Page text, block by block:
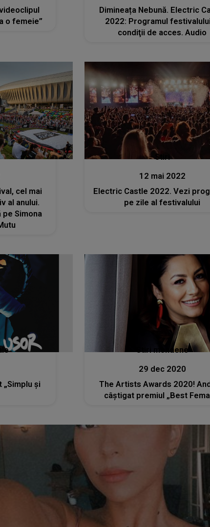
o femeie”
Dimineața Nebună. Electric
2022: Programul
condiţii de acces. Audio
cel mai
al anului.
pe Simona
Stiri
12 mai 2022
Electric Castle 2022. Vezi
pe zile al festivalului
„Simplu și
Stiri mondene
29 dec 2020
The Artists Awards 2020!
câștigat premiul „Best